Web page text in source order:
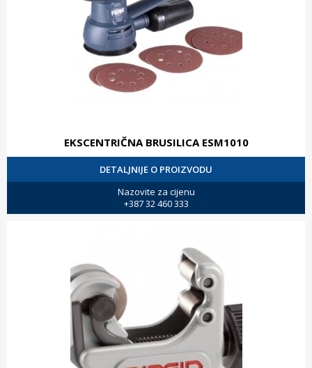
EKSCENTRIČNA BRUSILICA ESM1010
DETALJNIJE O PROIZVODU
Nazovite za cijenu
+387 32 460 333